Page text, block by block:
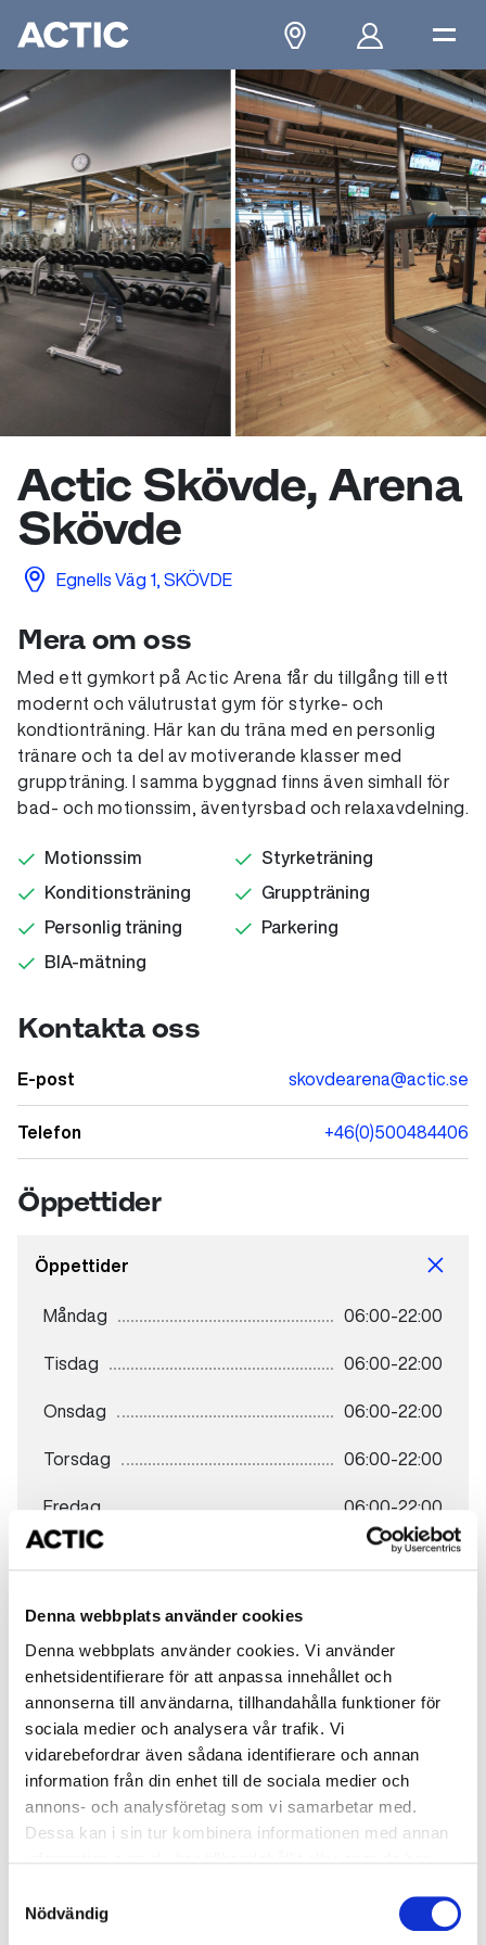
Denna webbplats använder cookies
Denna webbplats använder cookies. Vi använder
enhetsidentifierare för att anpassa innehållet och
annonserna till användarna, tillhandahålla funktioner för
sociala medier och analysera vår trafik. Vi
vidarebefordrar även sådana identifierare och annan
information från din enhet till de sociala medier och
annons- och analysföretag som vi samarbetar med.
Dessa kan i sin tur kombinera informationen med annan
Nödvändig
Actic Skövde, Arena
Skövde
Egnells Väg 1, SKÖVDE
Mera om oss
Med ett gymkort på Actic Arena får du tillgång till ett
modernt och välutrustat gym för styrke- och
kondtionträning. Här kan du träna med en personlig
tränare och ta del av motiverande klasser med
gruppträning. I samma byggnad finns även simhall för
bad- och motionssim, äventyrsbad och relaxavdelning.
Motionssim
Styrketräning
Konditionsträning
Gruppträning
Personlig träning
Parkering
BIA-mätning
Kontakta oss
E-post skovdearena@actic.se
Telefon +46(0)500484406
Öppettider
Öppettider
Måndag 06:00-22:00
Tisdag 06:00-22:00
Onsdag 06:00-22:00
Torsdag 06:00-22:00
Fredag 06:00-22:00
Lördag 07:00-21:00
Bemannade öppettider
Måndag 08:00-19:00
Tisdag 08:00-19:00
Onsdag 08:00-19:00
Fredag 09:00-17:00
Träna hos oss